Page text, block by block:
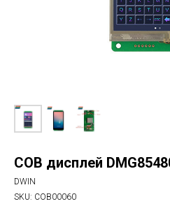
COB дисплей
DWIN
SKU: COB00060